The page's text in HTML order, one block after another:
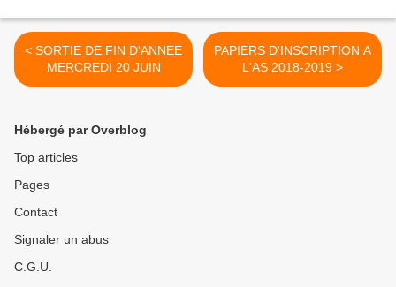
< SORTIE DE FIN D'ANNEE
MERCREDI 20 JUIN
PAPIERS D'INSCRIPTION A
L'AS 2018-2019 >
Hébergé par Overblog
Top articles
Pages
Contact
Signaler un abus
C.G.U.